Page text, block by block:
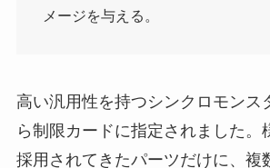
メージを与える。
高い汎用性を持つシンクロモンス
ら制限カードに指定されました。
採用されてきたパーツだけに、複